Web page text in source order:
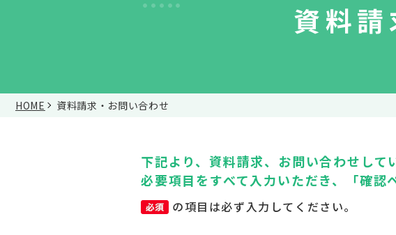
リハビリ・健康づくり
実感！これ1台で施設の1日が
こんなに変わりました
操
資料
HOME 資料請求・お問い合わせ
下記より、資料請求、お問い合わせして
必要項目をすべて入力いただき、「確認
の項目は必ず入力してください。